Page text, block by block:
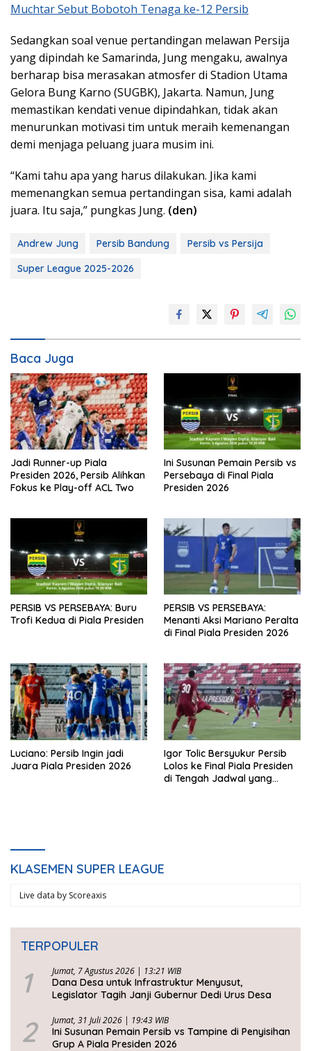
Muchtar Sebut Bobotoh Tenaga ke-12 Persib
Sedangkan soal venue pertandingan melawan Persija
yang dipindah ke Samarinda, Jung mengaku, awalnya
berharap bisa merasakan atmosfer di Stadion Utama
Gelora Bung Karno (SUGBK), Jakarta. Namun, Jung
memastikan kendati venue dipindahkan, tidak akan
menurunkan motivasi tim untuk meraih kemenangan
demi menjaga peluang juara musim ini.
“Kami tahu apa yang harus dilakukan. Jika kami
memenangkan semua pertandingan sisa, kami adalah
juara. Itu saja,” pungkas Jung. (den)
Andrew Jung Persib Bandung
Persib vs Persija
Super League 2025-2026
Baca Juga
Jadi Runner-up Piala
Presiden 2026, Persib Alihkan
Fokus ke Play-off ACL Two
Ini Susunan Pemain Persib vs
Persebaya di Final Piala
Presiden 2026
PERSIB VS PERSEBAYA: Buru
Trofi Kedua di Piala Presiden
PERSIB VS PERSEBAYA:
Menanti Aksi Mariano Peralta
di Final Piala Presiden 2026
Luciano: Persib Ingin jadi
Juara Piala Presiden 2026
Igor Tolic Bersyukur Persib
Lolos ke Final Piala Presiden
di Tengah Jadwal yang
KLASEMEN SUPER LEAGUE
Live data by Scoreaxis
TERPOPULER
1 Jumat, 7 Agustus 2026 | 13:21 WIB
Dana Desa untuk Infrastruktur Menyusut,
Legislator Tagih Janji Gubernur Dedi Urus Desa
2 Jumat, 31 Juli 2026 | 19:43 WIB
Ini Susunan Pemain Persib vs Tampine di Penyisihan
Grup A Piala Presiden 2026